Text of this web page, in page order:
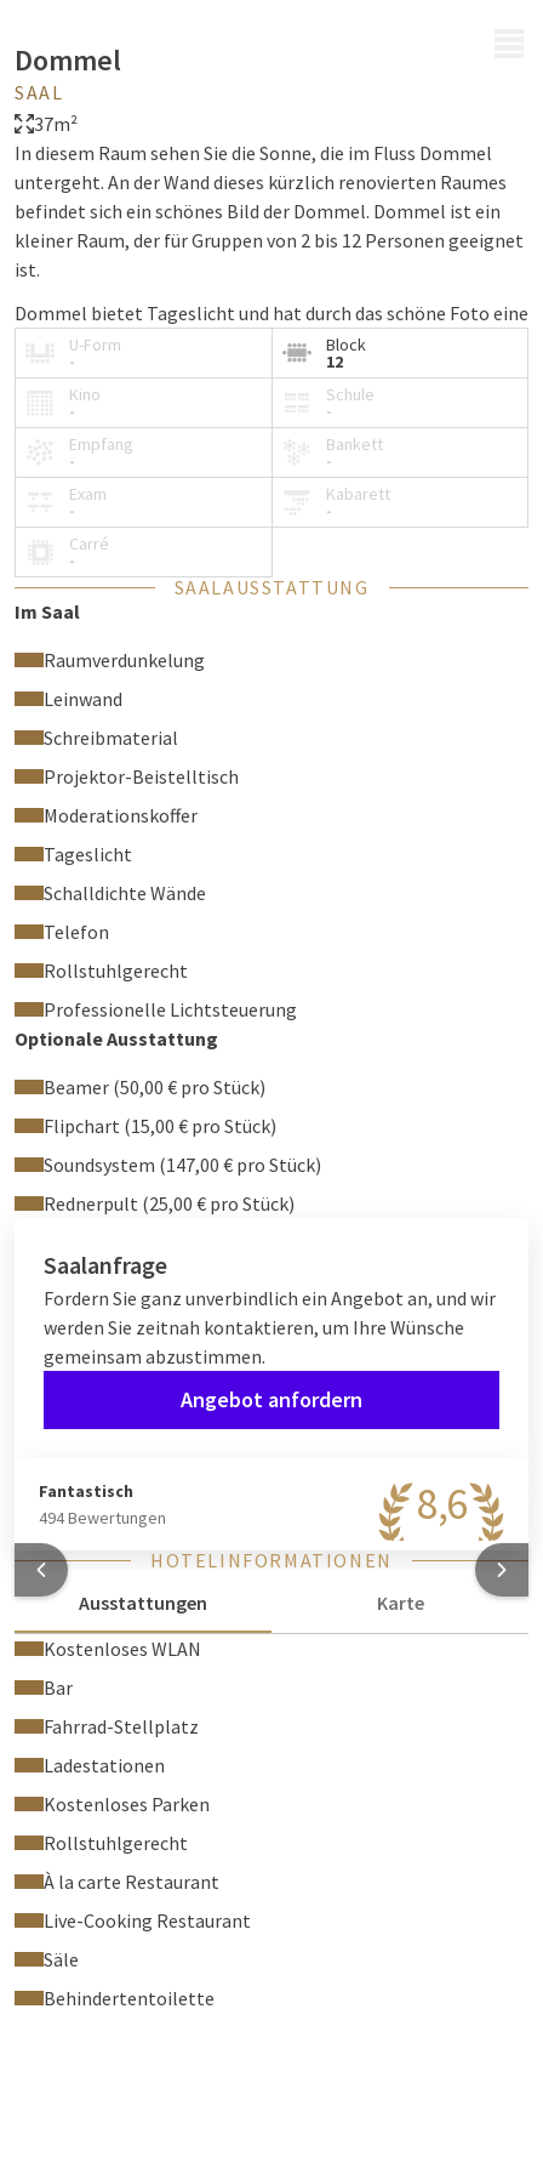
Dommel
SAAL
37m²
In diesem Raum sehen Sie die Sonne, die im Fluss Dommel
untergeht. An der Wand dieses kürzlich renovierten Raumes
befindet sich ein schönes Bild der Dommel. Dommel ist ein
kleiner Raum, der für Gruppen von 2 bis 12 Personen geeignet
ist.
Dommel bietet Tageslicht und hat durch das schöne Foto eine
natürliche Atmosphäre. Das Kaffeebuffet steht Ihnen direkt
vor dem Raum zur Verfügung. Hier können Sie und Ihre Gäste
Kaffee, Tee, Softdrinks, kleine Süßigkeiten und Obst
genießen.
Wenn Sie den Raum mieten, können Sie auch kostenloses
WLAN, Schreibmaterial, Flipchart und eine Leinwand nutzen.
Andere Einrichtungen, wie Beamer oder Fernsehgerät,
können separat eingestellt werden. Nachfolgend finden Sie
alle Möglichkeiten.
U-Form
-
Block
12
Kino
-
Schule
-
Empfang
-
Bankett
-
Exam
-
Kabarett
-
Carré
-
SAALAUSSTATTUNG
Im Saal
Raumverdunkelung
Leinwand
Schreibmaterial
Projektor-Beistelltisch
Moderationskoffer
Tageslicht
Schalldichte Wände
Telefon
Rollstuhlgerecht
Professionelle Lichtsteuerung
Optionale Ausstattung
Beamer (50,00 € pro Stück)
Flipchart (15,00 € pro Stück)
Soundsystem (147,00 € pro Stück)
Rednerpult (25,00 € pro Stück)
Saalanfrage
Fordern Sie ganz unverbindlich ein Angebot an, und wir
werden Sie zeitnah kontaktieren, um Ihre Wünsche
gemeinsam abzustimmen.
Angebot anfordern
8,6
Fantastisch
494 Bewertungen
HOTELINFORMATIONEN
Ausstattungen
Karte
Kostenloses WLAN
Bar
Fahrrad-Stellplatz
Ladestationen
Kostenloses Parken
Rollstuhlgerecht
À la carte Restaurant
Live-Cooking Restaurant
Säle
Behindertentoilette